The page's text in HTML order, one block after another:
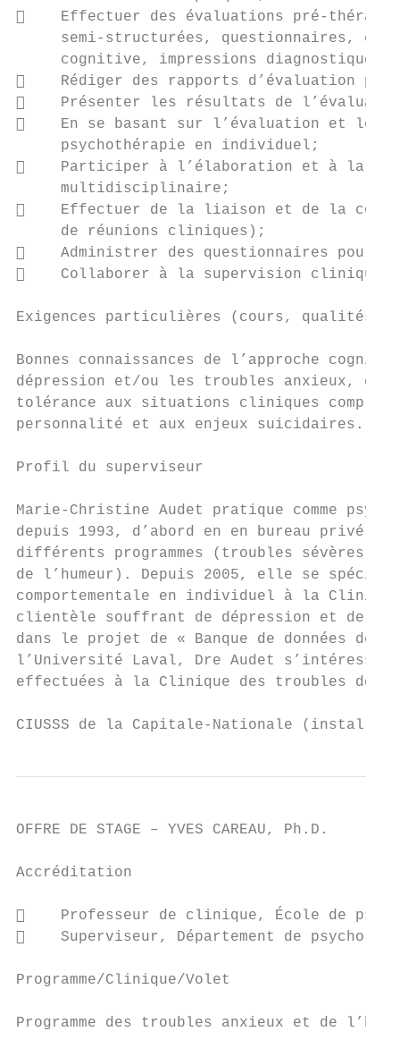
    Effectuer des évaluations pré-
semi-structurées, questionnaires,
cognitive, impressions
    Rédiger des rapports d’évaluation
    Présenter les résultats de
    En se basant sur l’évaluation et le
     psychothérapie en individuel;
    Participer à l’élaboration et à la
     multidisciplinaire;
    Effectuer de la liaison et de la
     de réunions cliniques);
    Administrer des questionnaires pour
    Collaborer à la supervision clinique
Exigences particulières (cours, qualités
Bonnes connaissances de l’approche
dépression et/ou les troubles anxieux, et
tolérance aux situations cliniques
personnalité et aux enjeux suicidaires.
Profil du superviseur
Marie-Christine Audet pratique comme
depuis 1993, d’abord en en bureau privé,
différents programmes (troubles sévères
de l’humeur). Depuis 2005, elle se
comportementale en individuel à la
clientèle souffrant de dépression et de
dans le projet de « Banque de données de
l’Université Laval, Dre Audet
effectuées à la Clinique des troubles de
CIUSSS de la Capitale-Nationale
OFFRE DE STAGE – YVES CAREAU, Ph.D.
Accréditation
    Professeur de clinique, École de
    Superviseur, Département de
Programme/Clinique/Volet
Programme des troubles anxieux et de